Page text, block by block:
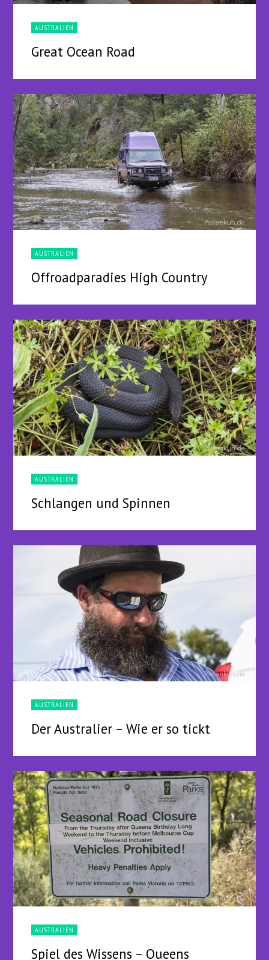
AUSTRALIEN
Great Ocean Road
AUSTRALIEN
Offroadparadies High Country
AUSTRALIEN
Schlangen und Spinnen
AUSTRALIEN
Der Australier – Wie er so tickt
AUSTRALIEN
Spiel des Wissens – Queens